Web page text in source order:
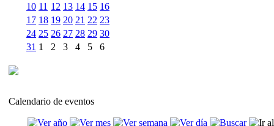
10 11 12 13 14 15 16
17 18 19 20 21 22 23
24 25 26 27 28 29 30
31 1 2 3 4 5 6
Calendario de eventos